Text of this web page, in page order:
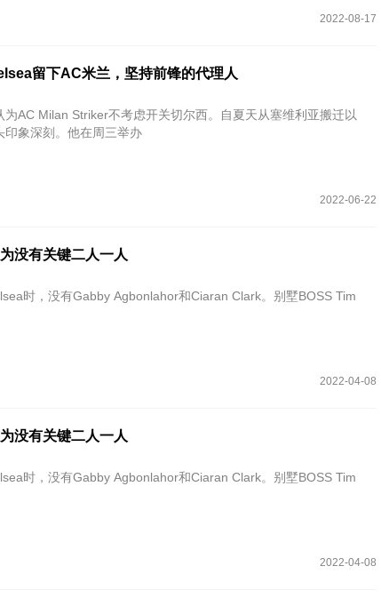
2022-08-17
留下AC米兰，坚持前锋的代理人
AC Milan Striker不考虑开关切尔西。自夏天从塞维利亚搬迁以
印象深刻。他在周三举办
2022-06-22
没有关键二人一人
时，没有Gabby Agbonlahor和Ciaran Clark。别墅BOSS Tim
2022-04-08
没有关键二人一人
时，没有Gabby Agbonlahor和Ciaran Clark。别墅BOSS Tim
2022-04-08